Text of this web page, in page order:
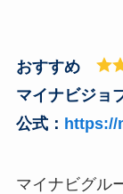
おすすめ
マイナビジョ
公式： https://
マイナビグル